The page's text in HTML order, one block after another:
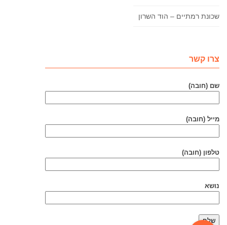
שכונת רמתיים – הוד השרון
צרו קשר
שם (חובה)
מייל (חובה)
טלפון (חובה)
נושא